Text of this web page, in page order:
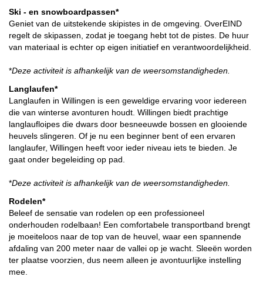
Ski - en snowboardpassen*
Geniet van de uitstekende skipistes in de omgeving. OverEIND
regelt de skipassen, zodat je toegang hebt tot de pistes. De huur
van materiaal is echter op eigen initiatief en verantwoordelijkheid.
*Deze activiteit is afhankelijk van de weersomstandigheden.
Langlaufen*
Langlaufen in Willingen is een geweldige ervaring voor iedereen
die van winterse avonturen houdt. Willingen biedt prachtige
langlaufloipes die dwars door besneeuwde bossen en glooiende
heuvels slingeren. Of je nu een beginner bent of een ervaren
langlaufer, Willingen heeft voor ieder niveau iets te bieden. Je
gaat onder begeleiding op pad.
*Deze activiteit is afhankelijk van de weersomstandigheden.
Rodelen*
Beleef de sensatie van rodelen op een professioneel
onderhouden rodelbaan! Een comfortabele transportband brengt
je moeiteloos naar de top van de heuvel, waar een spannende
afdaling van 200 meter naar de vallei op je wacht. Sleeën worden
ter plaatse voorzien, dus neem alleen je avontuurlijke instelling
mee.